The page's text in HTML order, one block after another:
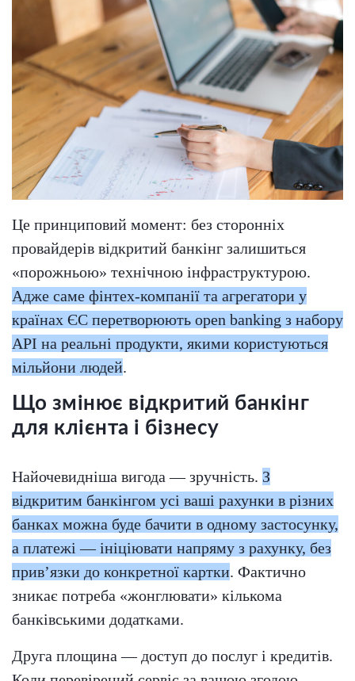
Це принциповий момент: без сторонніх
провайдерів відкритий банкінг залишиться
«порожньою» технічною інфраструктурою.
Адже саме фінтех-компанії та агрегатори у
країнах ЄС перетворюють open banking з набору
API на реальні продукти, якими користуються
мільйони людей.
Що змінює відкритий банкінг
для клієнта і бізнесу
Найочевидніша вигода — зручність. З
відкритим банкінгом усі ваші рахунки в різних
банках можна буде бачити в одному застосунку,
а платежі — ініціювати напряму з рахунку, без
прив’язки до конкретної картки. Фактично
зникає потреба «жонглювати» кількома
банківськими додатками.
Друга площина — доступ до послуг і кредитів.